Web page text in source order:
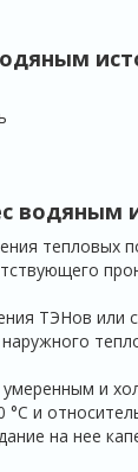
водяным
тепловых
ТЭНов или
умеренным и
и
на нее